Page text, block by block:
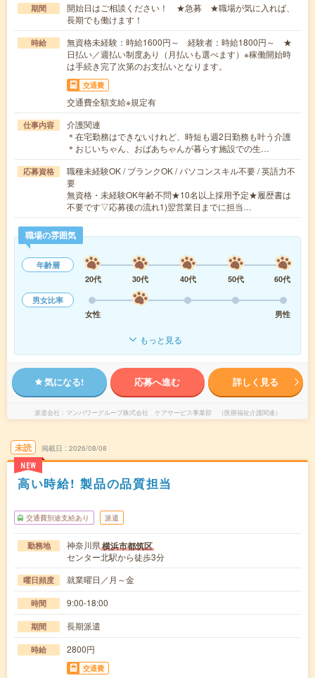
期間
開始日はご相談ください！ ★急募 ★職場が気に入れば、
長期でも働けます！
時給
無資格未経験：時給1600円～ 経験者：時給1800円～ ★
日払い／週払い制度あり（月払いも選べます）※稼働開始時
は手続き完了次第のお支払いとなります。
交通費
交通費全額支給※規定有
仕事内容
介護関連
＊在宅勤務はできないけれど、時短も週2日勤務も叶う介護
＊おじいちゃん、おばあちゃんが暮らす施設での生…
応募資格
職種未経験OK / ブランクOK / パソコンスキル不要 / 英語力不
要
無資格・未経験OK年齢不問★10名以上採用予定★履歴書は
不要です▽応募後の流れ1)翌営業日までに担当…
職場の雰囲気
年齢層
20代
30代 40代 50代
60代
男女比率
女性
男性
もっと見る
気になる! 応募へ進む 詳しく見る
派遣会社 マンパワーグループ株式会社 ケアサービス事業部 （医療福祉介護関連）
未読
NEW
掲載日 2026/08/08
高い時給! 製品の品質担当
交通費別途支給あり 派遣
勤務地 神奈川県横浜市都筑区
センター北駅から徒歩3分
曜日頻度 就業曜日／月～金
時間 9:00-18:00
期間 長期派遣
時給 2800円
交通費